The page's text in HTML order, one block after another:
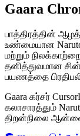
Gaara
பாத்திரத்தின்
உண்மையான Naruto
மற்றும்
தனித்துவமான
பயணத்தை
Gaara கர்சர்
கலாசாரத்தும்
திறன்நிலை